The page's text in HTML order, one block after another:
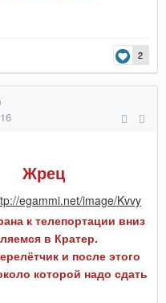
2
Жрец
egammi.net/image/Kvvy
к телепортации вниз
в Кратер.
и после этого
которой надо сдать